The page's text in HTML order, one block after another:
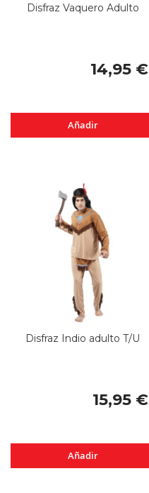
Disfraz Vaquero Adulto
14,95 €
Añadir
Disfraz Indio adulto T/U
15,95 €
Añadir